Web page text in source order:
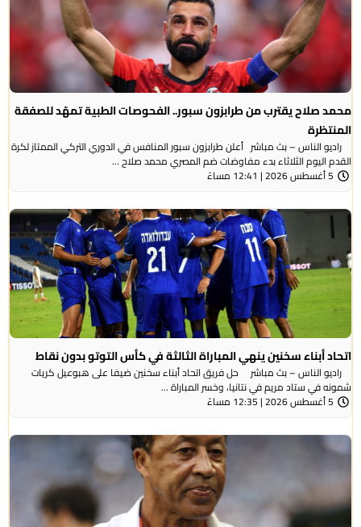
محمد صلاح يقترب من طرابزون سبور.. الفحوصات الطبية تمهّد للصفقة
المنتظرة
راديو الناس – بث مباشر أعلن طرابزون سبور المنافس في الدوري التركي الممتاز لكرة
القدم اليوم الثلاثاء بدء مفاوضات ضم المصري محمد صلاح ...
5 أغسطس 2026 | 12:41 مساءً
اتحاد أبناء سخنين ينهي المباراة الثالثة في كأس التوتو بدون نقاط
راديو الناس – بث مباشر حل فريق اتحاد أبناء سخنين ضيفا على هبوعيل كريات
شمونه في ستاد مريم في نتانيا، وخسر المباراة ...
5 أغسطس 2026 | 12:35 مساءً